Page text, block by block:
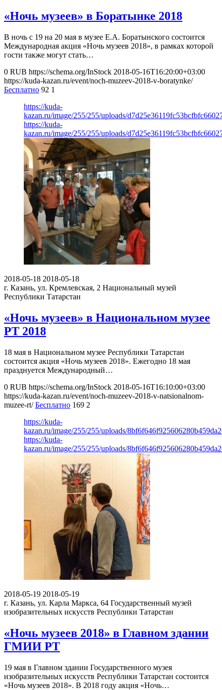
«Ночь музеев» в Боратынке 2018
В ночь с 19 на 20 мая в музее Е.А. Боратынского состоится
Международная акция «Ночь музеев 2018», в рамках которой
гости также могут стать…
0 RUB https://schema.org/InStock 2018-05-16T16:20:00+03:00
https://kuda-kazan.ru/event/noch-muzeev-2018-v-boratynke/
Бесплатно 92 1
https://kuda-
kazan.ru/image/255/255/uploads/
https://kuda-
kazan.ru/image/255/255/uploads/
2018-05-18 2018-05-18
г. Казань, ул. Кремлевская, 2 Национальный музей
Республики Татарстан
«Ночь музеев» в Национальном музее
РТ 2018
18 мая в Национальном музее Республики Татарстан
состоится акция «Ночь музеев 2018». Ежегодно 18 мая
празднуется Международный…
0 RUB https://schema.org/InStock 2018-05-16T16:10:00+03:00
https://kuda-kazan.ru/event/noch-muzeev-2018-v-natsionalnom-
muzee-rt/ Бесплатно 169 2
https://kuda-
kazan.ru/image/255/255/uploads/
https://kuda-
kazan.ru/image/255/255/uploads/
2018-05-19 2018-05-19
г. Казань, ул. Карла Маркса, 64 Государственный музей
изобразительных искусств Республики Татарстан
«Ночь музеев 2018» в Главном здании
ГМИИ РТ
19 мая в Главном здании Государственного музея
изобразительных искусств Республики Татарстан состоится
«Ночь музеев 2018». В 2018 году акция «Ночь…